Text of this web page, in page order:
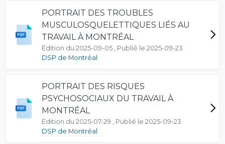
PORTRAIT DES TROUBLES
MUSCULOSQUELETTIQUES LIÉS AU
TRAVAIL À MONTRÉAL
Édition du 2025-09-05 , Publié le 2025-09-23
DSP de Montréal
PORTRAIT DES RISQUES
PSYCHOSOCIAUX DU TRAVAIL À
MONTRÉAL
Édition du 2025-07-29 , Publié le 2025-09-23
DSP de Montréal